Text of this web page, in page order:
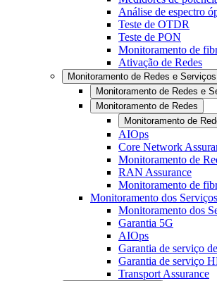
Análise de espectro
Teste de OTDR
Teste de PON
Monitoramento de
Ativação de Redes
Monitoramento de Redes e Serviços
Monitoramento de Redes e
Monitoramento de Redes
Monitoramento de
AIOps
Core Network
Monitoramento de
RAN Assurance
Monitoramento de
Monitoramento dos Serviços
Monitoramento dos
Garantia 5G
AIOps
Garantia de serviço
Garantia de serviço
Transport Assurance